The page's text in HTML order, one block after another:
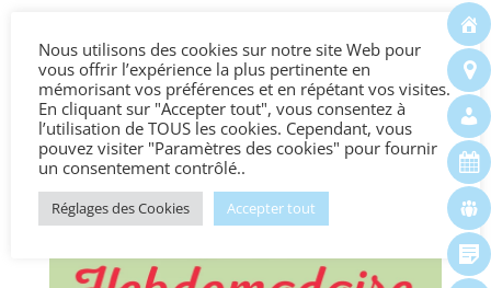
Marché hebdomadaire
2026
Nous utilisons des cookies sur notre site Web pour
vous offrir l’expérience la plus pertinente en
mémorisant vos préférences et en répétant vos visites.
En cliquant sur "Accepter tout", vous consentez à
l’utilisation de TOUS les cookies. Cependant, vous
pouvez visiter "Paramètres des cookies" pour fournir
un consentement contrôlé..
Réglages des Cookies Accepter tout